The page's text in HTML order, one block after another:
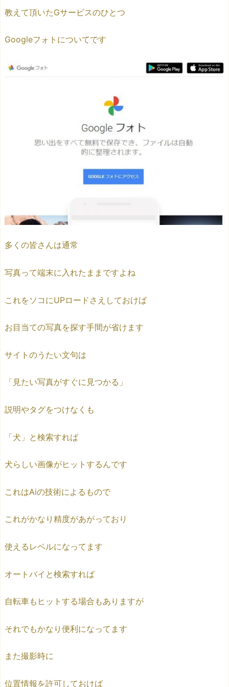
教えて頂いたGサービスのひとつ
Googleフォトについてです
多くの皆さんは通常
写真って端末に入れたままですよね
これをソコにUPロードさえしておけば
お目当ての写真を探す手間が省けます
サイトのうたい文句は
「見たい写真がすぐに見つかる」
説明やタグをつけなくも
「犬」と検索すれば
犬らしい画像がヒットするんです
これはAiの技術によるもので
これがかなり精度があがっており
使えるレベルになってます
オートバイと検索すれば
自転車もヒットする場合もありますが
それでもかなり便利になってます
また撮影時に
位置情報を許可しておけば